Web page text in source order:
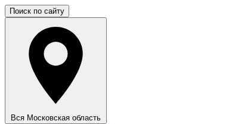
Поиск по сайту
Вся Московская область